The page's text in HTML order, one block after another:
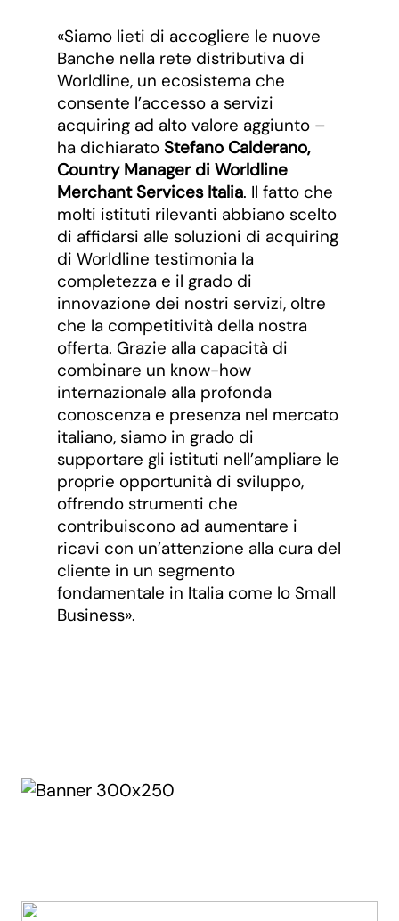
«Siamo lieti di accogliere le nuove
Banche nella rete distributiva di
Worldline, un ecosistema che
consente l’accesso a servizi
acquiring ad alto valore aggiunto –
ha dichiarato Stefano Calderano,
Country Manager di Worldline
Merchant Services Italia. Il fatto che
molti istituti rilevanti abbiano scelto
di affidarsi alle soluzioni di acquiring
di Worldline testimonia la
completezza e il grado di
innovazione dei nostri servizi, oltre
che la competitività della nostra
offerta. Grazie alla capacità di
combinare un know-how
internazionale alla profonda
conoscenza e presenza nel mercato
italiano, siamo in grado di
supportare gli istituti nell’ampliare le
proprie opportunità di sviluppo,
offrendo strumenti che
contribuiscono ad aumentare i
ricavi con un’attenzione alla cura del
cliente in un segmento
fondamentale in Italia come lo Small
Business».